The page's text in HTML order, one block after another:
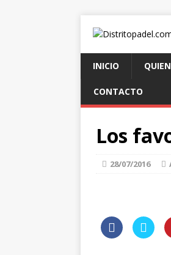
INICIO
CONTACTO
Los
28/07/2016